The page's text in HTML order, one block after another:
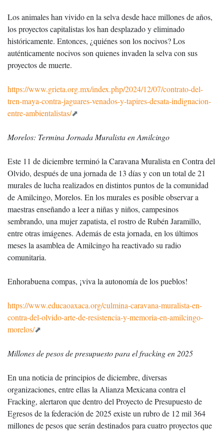
Los animales han vivido en la selva desde hace millones de años,
los proyectos capitalistas los han desplazado y eliminado
históricamente. Entonces, ¿quiénes son los nocivos? Los
auténticamente nocivos son quienes invaden la selva con sus
proyectos de muerte.
https://www.grieta.org.mx/index.php/2024/12/07/contrato-del-
tren-maya-contra-jaguares-venados-y-tapires-desata-indignacion-
entre-ambientalistas/
Morelos: Termina Jornada Muralista en Amilcingo
Este 11 de diciembre terminó la Caravana Muralista en Contra del
Olvido, después de una jornada de 13 días y con un total de 21
murales de lucha realizados en distintos puntos de la comunidad
de Amilcingo, Morelos. En los murales es posible observar a
maestras enseñando a leer a niñas y niños, campesinos
sembrando, una mujer zapatista, el rostro de Rubén Jaramillo,
entre otras imágenes. Además de esta jornada, en los últimos
meses la asamblea de Amilcingo ha reactivado su radio
comunitaria.
Enhorabuena compas, ¡viva la autonomía de los pueblos!
https://www.educaoaxaca.org/culmina-caravana-muralista-en-
contra-del-olvido-arte-de-resistencia-y-memoria-en-amilcingo-
morelos/
Millones de pesos de presupuesto para el fracking en 2025
En una noticia de principios de diciembre, diversas
organizaciones, entre ellas la Alianza Mexicana contra el
Fracking, alertaron que dentro del Proyecto de Presupuesto de
Egresos de la federación de 2025 existe un rubro de 12 mil 364
millones de pesos que serán destinados para cuatro proyectos que